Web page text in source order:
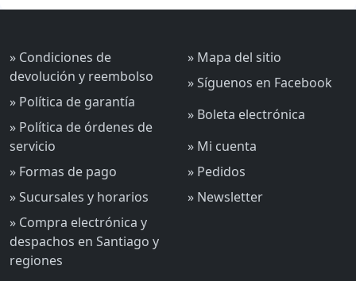
» Condiciones de
devolución y reembolso
» Política de garantía
» Política de órdenes de
servicio
» Formas de pago
» Sucursales y horarios
» Compra electrónica y
despachos en Santiago y
regiones
» Mapa del sitio
» Síguenos en Facebook
» Boleta electrónica
» Mi cuenta
» Pedidos
» Newsletter